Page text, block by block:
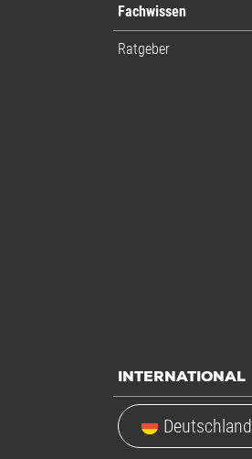
Fachwissen
Ratgeber
INTERNATIONAL
Deutschland